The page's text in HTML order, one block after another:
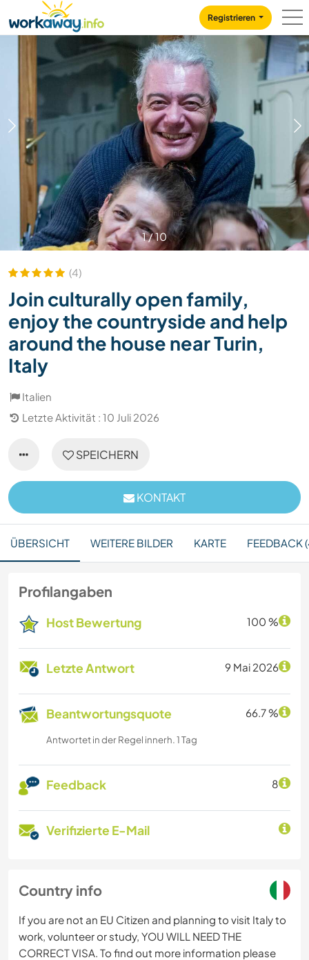
CONTENT
MAIN NAVIGATION
Registrieren
1/10
(4)
Join culturally open family,
enjoy the countryside and help
around the house near Turin,
Italy
Italien
Letzte Aktivität : 10 Juli 2026
SPEICHERN
KONTAKT
ÜBERSICHT WEITERE BILDER KARTE FEEDBACK
Profilangaben
Host Bewertung 100 %
Letzte Antwort 9 Mai 2026
Beantwortungsquote 66.7 %
Antwortet in der Regel innerh. 1 Tag
Feedback 8
Verifizierte E-Mail
Country info
If you are not an EU Citizen and planning to visit Italy to
work, volunteer or study, YOU WILL NEED THE
CORRECT VISA. To find out more information please